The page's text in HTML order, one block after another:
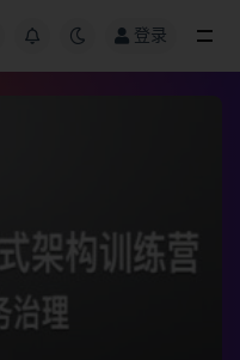
登录